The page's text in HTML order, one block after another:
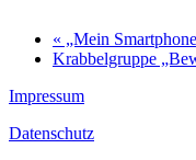
« „Mein
Krabbelgruppe
Impressum
Datenschutz